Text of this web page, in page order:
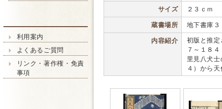
利用案内
よくあるご質問
リンク・著作権・免責
事項
サイズ ２３ｃｍ
蔵書場所 地下書庫３
内容紹介
初版と推
７～１８
里見八犬
４）から